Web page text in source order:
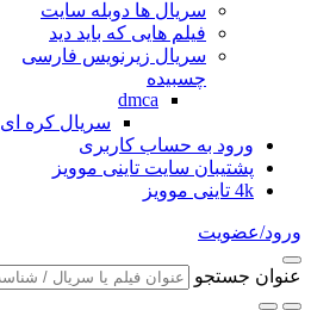
سریال ها دوبله سایت
فیلم هایی که باید دید
سریال زیرنویس فارسی
چسبیده
dmca
سریال کره ای
ورود به حساب کاربری
پشتیبان سایت تاینی موویز
4k تاینی موویز
ورود/عضویت
عنوان جستجو